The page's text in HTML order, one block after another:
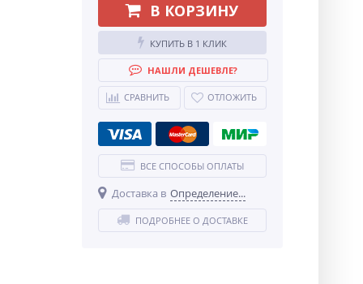
В КОРЗИНУ
КУПИТЬ В 1 КЛИК
НАШЛИ ДЕШЕВЛЕ?
СРАВНИТЬ ОТЛОЖИТЬ
ВСЕ СПОСОБЫ ОПЛАТЫ
Доставка в Определение...
ПОДРОБНЕЕ О ДОСТАВКЕ